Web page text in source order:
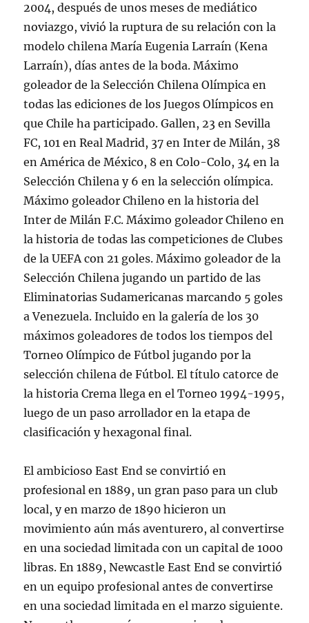
2004, después de unos meses de mediático
noviazgo, vivió la ruptura de su relación con la
modelo chilena María Eugenia Larraín (Kena
Larraín), días antes de la boda. Máximo
goleador de la Selección Chilena Olímpica en
todas las ediciones de los Juegos Olímpicos en
que Chile ha participado. Gallen, 23 en Sevilla
FC, 101 en Real Madrid, 37 en Inter de Milán, 38
en América de México, 8 en Colo-Colo, 34 en la
Selección Chilena y 6 en la selección olímpica.
Máximo goleador Chileno en la historia del
Inter de Milán F.C. Máximo goleador Chileno en
la historia de todas las competiciones de Clubes
de la UEFA con 21 goles. Máximo goleador de la
Selección Chilena jugando un partido de las
Eliminatorias Sudamericanas marcando 5 goles
a Venezuela. Incluido en la galería de los 30
máximos goleadores de todos los tiempos del
Torneo Olímpico de Fútbol jugando por la
selección chilena de Fútbol. El título catorce de
la historia Crema llega en el Torneo 1994-1995,
luego de un paso arrollador en la etapa de
clasificación y hexagonal final.
El ambicioso East End se convirtió en
profesional en 1889, un gran paso para un club
local, y en marzo de 1890 hicieron un
movimiento aún más aventurero, al convertirse
en una sociedad limitada con un capital de 1000
libras. En 1889, Newcastle East End se convirtió
en un equipo profesional antes de convertirse
en una sociedad limitada en el marzo siguiente.